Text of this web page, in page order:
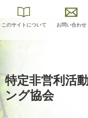
このサイトについて お問い合わせ
特定非営利活
ング協会